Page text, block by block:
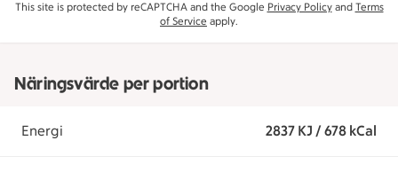
This site is protected by reCAPTCHA and the Google Privacy Policyand Terms
of Service apply.
Näringsvärde per portion
Energi 2837 KJ / 678 kCal